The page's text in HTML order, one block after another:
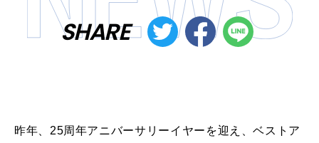
SHARE
昨年、25周年アニバーサリーイヤーを迎え、ベストア